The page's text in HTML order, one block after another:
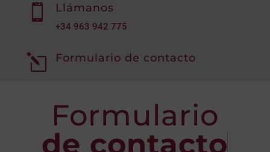
 Llámanos
+34 963 942 775
l Formulario de contacto
Formulario
de contacto